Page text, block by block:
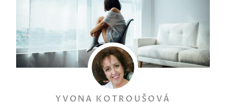
YVONA KOTROUŠOVÁ